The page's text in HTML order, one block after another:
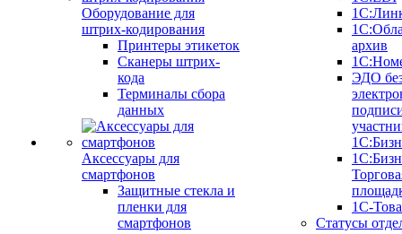
Оборудование для
штрих-кодирования
Принтеры этикеток
Сканеры штрих-
кода
Терминалы сбора
данных
Аксессуары для
смартфонов
Защитные стекла и
пленки для
смартфонов
архив
ЭДО
1С-
Статусы